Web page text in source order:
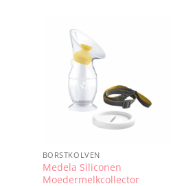
BORSTKOLVEN
Medela Siliconen
Moedermelkcollector